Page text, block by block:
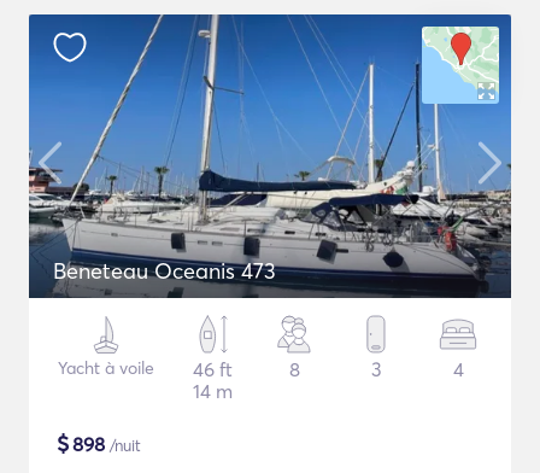
Beneteau Oceanis 473
Yacht à voile
46 ft
14 m
8 3 4
$898 /nuit